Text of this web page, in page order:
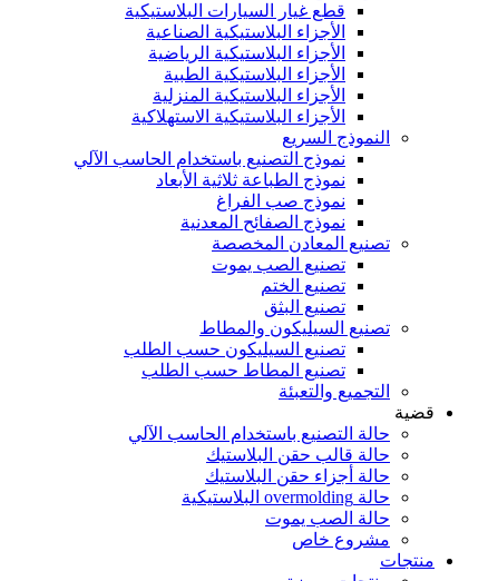
قطع غيار السيارات البلاستيكية
الأجزاء البلاستيكية الصناعية
الأجزاء البلاستيكية الرياضية
الأجزاء البلاستيكية الطبية
الأجزاء البلاستيكية المنزلية
الأجزاء البلاستيكية الاستهلاكية
النموذج السريع
نموذج التصنيع باستخدام الحاسب الآلي
نموذج الطباعة ثلاثية الأبعاد
نموذج صب الفراغ
نموذج الصفائح المعدنية
تصنيع المعادن المخصصة
تصنيع الصب يموت
تصنيع الختم
تصنيع البثق
تصنيع السيليكون والمطاط
تصنيع السيليكون حسب الطلب
تصنيع المطاط حسب الطلب
التجميع والتعبئة
قضية
حالة التصنيع باستخدام الحاسب الآلي
حالة قالب حقن البلاستيك
حالة أجزاء حقن البلاستيك
حالة overmolding البلاستيكية
حالة الصب يموت
مشروع خاص
منتجات